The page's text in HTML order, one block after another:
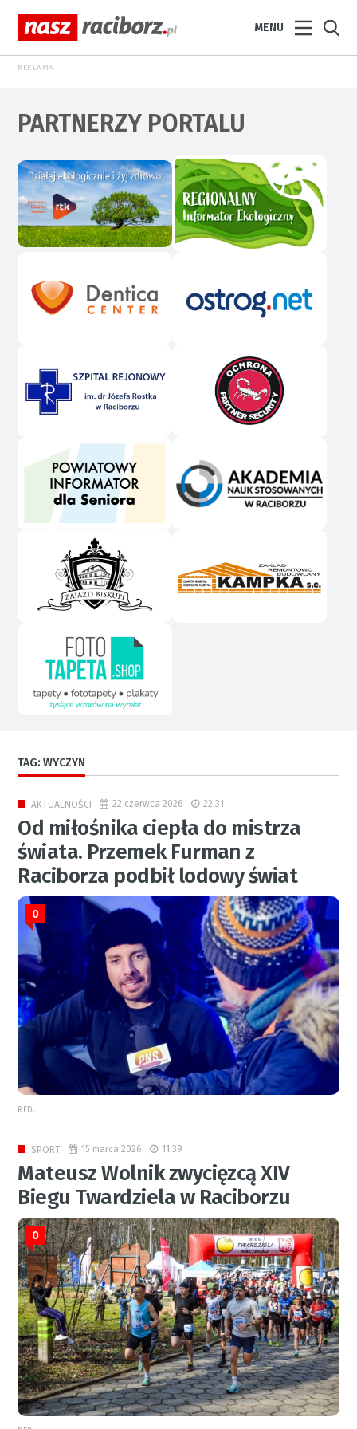
MENU
REKLAMA
PARTNERZY PORTALU
TAG: WYCZYN
AKTUALNOŚCI 22 czerwca 2026 22:31
Od miłośnika ciepła do mistrza
świata. Przemek Furman z
Raciborza podbił lodowy świat
0
RED.
SPORT 15 marca 2026 11:39
Mateusz Wolnik zwycięzcą XIV
Biegu Twardziela w Raciborzu
0